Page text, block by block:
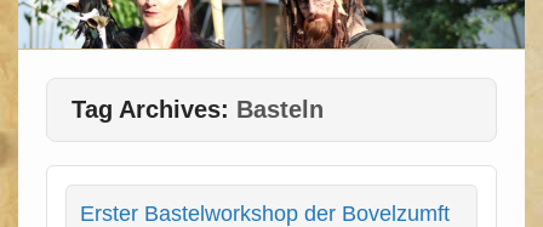
Tag Archives: Basteln
Erster Bastelworkshop der Bovelzumft